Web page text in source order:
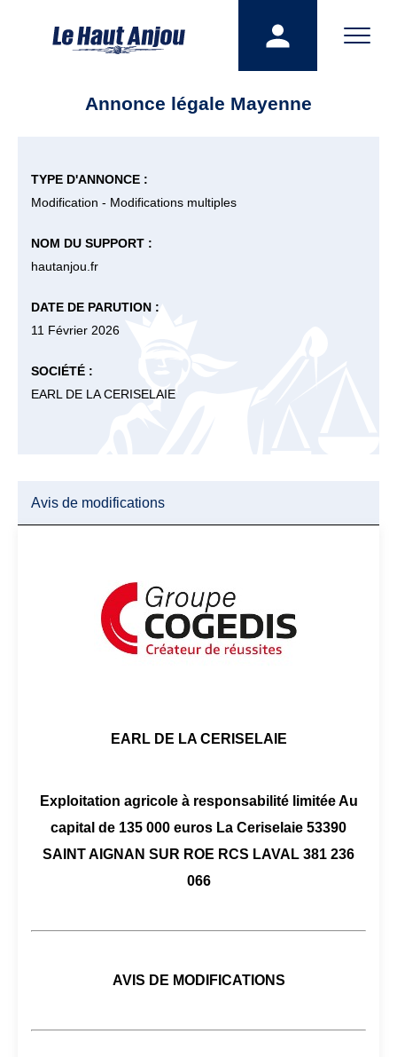
Annonce légale Mayenne
TYPE D'ANNONCE :
Modification - Modifications multiples
NOM DU SUPPORT :
hautanjou.fr
DATE DE PARUTION :
11 Février 2026
SOCIÉTÉ :
EARL DE LA CERISELAIE
Avis de modifications
EARL DE LA CERISELAIE
Exploitation agricole à responsabilité limitée Au
capital de 135 000 euros La Ceriselaie 53390
SAINT AIGNAN SUR ROE RCS LAVAL 381 236
066
AVIS DE MODIFICATIONS